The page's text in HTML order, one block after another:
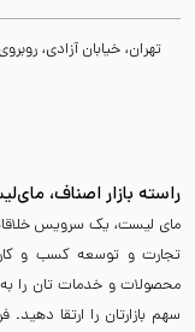
راسته بازار اصناف،
مای لیست، یک سرویس
تجارت و توسعه کسب و
محصولات و خدمات تان را به
سهم بازارتان را ارتقا دهید.